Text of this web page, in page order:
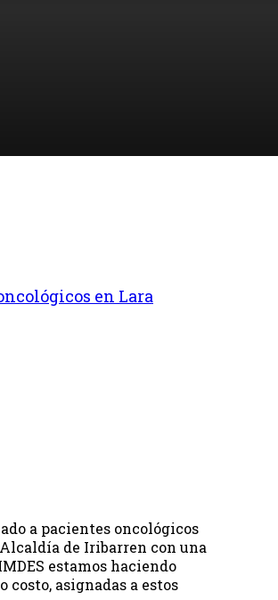
en Lara
a pacientes oncológicos
de Iribarren con una
estamos haciendo
costo, asignadas a estos